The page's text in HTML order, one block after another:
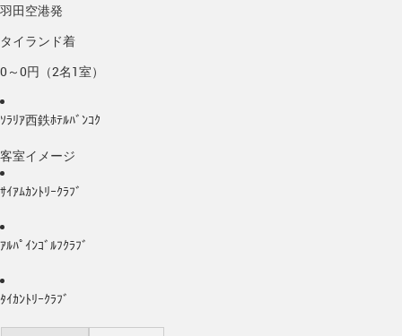
羽田空港発
タイランド着
0～0円（2名1室）
ｿﾗﾘｱ西鉄ﾎﾃﾙﾊﾞﾝｺｸ
客室イメージ
ｻｲｱﾑｶﾝﾄﾘｰｸﾗﾌﾞ
ｱﾙﾊﾟｲﾝｺﾞﾙﾌｸﾗﾌﾞ
ﾀｲｶﾝﾄﾘｰｸﾗﾌﾞ